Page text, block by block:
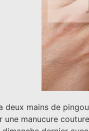
deux mains de
une manucure